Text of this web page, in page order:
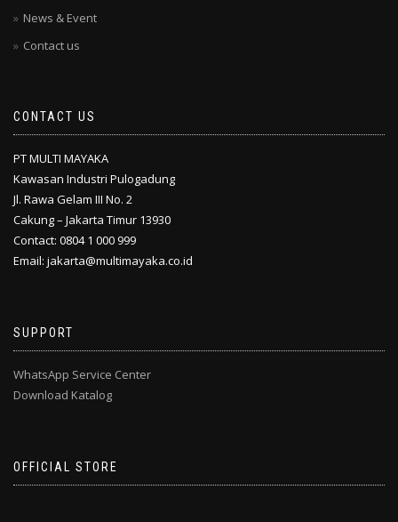
News & Event
Contact us
CONTACT US
PT MULTI MAYAKA
Kawasan Industri Pulogadung
Jl. Rawa Gelam III No. 2
Cakung – Jakarta Timur 13930
Contact: 0804 1 000 999
Email: jakarta@multimayaka.co.id
SUPPORT
WhatsApp Service Center
Download Katalog
OFFICIAL STORE